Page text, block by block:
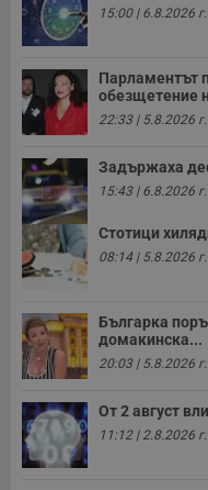
15:00 | 6.8.2026 г.
Парламентът
обезщетение
22:33 | 5.8.2026 г.
Задържаха
15:43 | 6.8.2026 г.
Стотици
08:14 | 5.8.2026 г.
Българка
домакинска...
20:03 | 5.8.2026 г.
От 2 август
11:12 | 2.8.2026 г.